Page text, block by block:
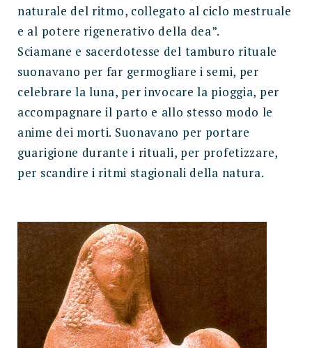
naturale del ritmo, collegato al ciclo mestruale
e al potere rigenerativo della dea”.
Sciamane e sacerdotesse del tamburo rituale
suonavano per far germogliare i semi, per
celebrare la luna, per invocare la pioggia, per
accompagnare il parto e allo stesso modo le
anime dei morti. Suonavano per portare
guarigione durante i rituali, per profetizzare,
per scandire i ritmi stagionali della natura.